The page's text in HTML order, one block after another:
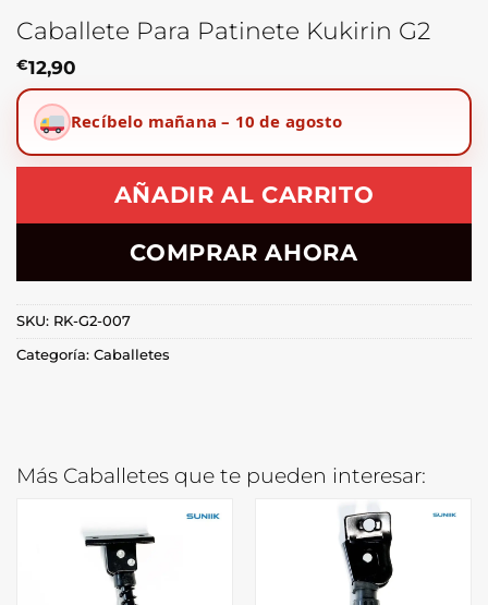
Caballete Para Patinete Kukirin G2
€12,90
Recíbelo mañana – 10 de agosto
AÑADIR AL CARRITO
COMPRAR AHORA
SKU: RK-G2-007
Categoría: Caballetes
Más Caballetes que te pueden interesar: